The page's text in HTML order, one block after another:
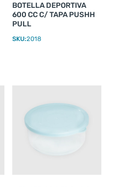
BOTELLA DEPORTIVA
600 CC C/ TAPA PUSHH
PULL
SKU:2018